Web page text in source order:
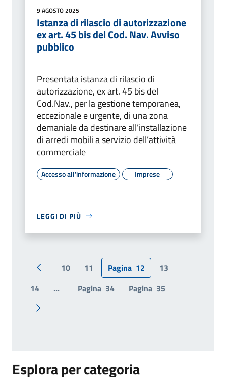
9 AGOSTO 2025
Istanza di rilascio di autorizzazione
ex art. 45 bis del Cod. Nav. Avviso
pubblico
Presentata istanza di rilascio di
autorizzazione, ex art. 45 bis del
Cod.Nav., per la gestione temporanea,
eccezionale e urgente, di una zona
demaniale da destinare all’installazione
di arredi mobili a servizio dell’attività
commerciale
Accesso all'informazione Imprese
LEGGI DI PIÙ
Pagina precedente
10 11 Pagina 12
13
14
... Pagina 34 Pagina 35
Pagina successiva
Esplora per categoria